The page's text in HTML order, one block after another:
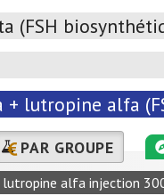
(FSH
lutropine alfa
PAR GROUPE
alfa injection